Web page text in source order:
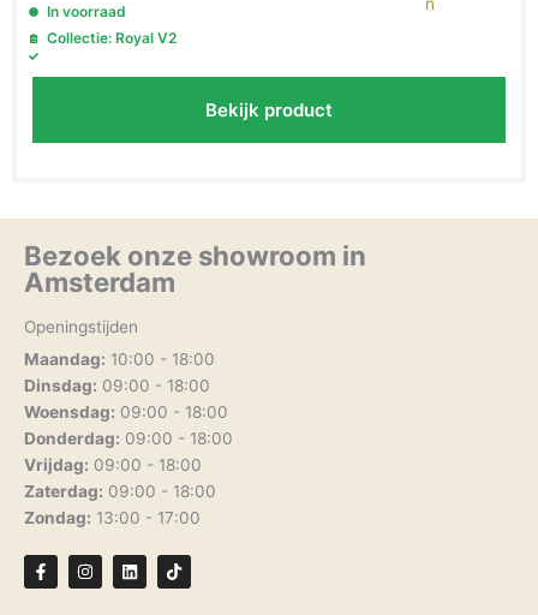
In voorraad
Collectie: Royal V2
Bekijk product
Bezoek onze showroom in
Amsterdam
Openingstijden
Maandag: 10:00 - 18:00
Dinsdag: 09:00 - 18:00
Woensdag: 09:00 - 18:00
Donderdag: 09:00 - 18:00
Vrijdag: 09:00 - 18:00
Zaterdag: 09:00 - 18:00
Zondag: 13:00 - 17:00
F
a
c
I
n
s
L
i
n
T
i
k